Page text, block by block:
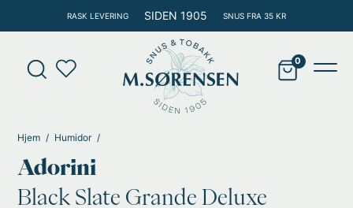
rett
innholdet
RASK LEVERING SIDEN 1905 SNUS FRA 35 KR
Products
search
Hjem Humidor
Adorini
Black Slate Grande Deluxe